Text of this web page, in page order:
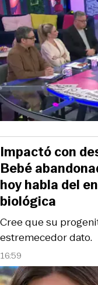
16:59
Cree que su
estremecedor dato.
Impactó con
Bebé
hoy habla del
biológica